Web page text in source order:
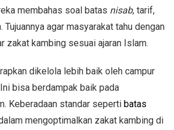
membahas soal batas nisab, tarif,
Tujuannya agar masyarakat tahu dengan
zakat kambing sesuai ajaran Islam.
dikelola lebih baik oleh campur
bisa berdampak baik pada
Keberadaan standar seperti batas
mengoptimalkan zakat kambing di